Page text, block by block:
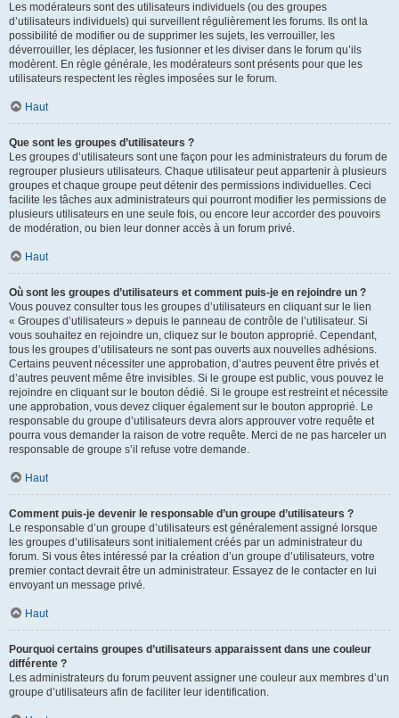
Les modérateurs sont des utilisateurs individuels (ou des groupes
d’utilisateurs individuels) qui surveillent régulièrement les forums. Ils ont la
possibilité de modifier ou de supprimer les sujets, les verrouiller, les
déverrouiller, les déplacer, les fusionner et les diviser dans le forum qu’ils
modèrent. En règle générale, les modérateurs sont présents pour que les
utilisateurs respectent les règles imposées sur le forum.
Haut
Que sont les groupes d’utilisateurs ?
Les groupes d’utilisateurs sont une façon pour les administrateurs du forum de
regrouper plusieurs utilisateurs. Chaque utilisateur peut appartenir à plusieurs
groupes et chaque groupe peut détenir des permissions individuelles. Ceci
facilite les tâches aux administrateurs qui pourront modifier les permissions de
plusieurs utilisateurs en une seule fois, ou encore leur accorder des pouvoirs
de modération, ou bien leur donner accès à un forum privé.
Haut
Où sont les groupes d’utilisateurs et comment puis-je en rejoindre un ?
Vous pouvez consulter tous les groupes d’utilisateurs en cliquant sur le lien
« Groupes d’utilisateurs » depuis le panneau de contrôle de l’utilisateur. Si
vous souhaitez en rejoindre un, cliquez sur le bouton approprié. Cependant,
tous les groupes d’utilisateurs ne sont pas ouverts aux nouvelles adhésions.
Certains peuvent nécessiter une approbation, d’autres peuvent être privés et
d’autres peuvent même être invisibles. Si le groupe est public, vous pouvez le
rejoindre en cliquant sur le bouton dédié. Si le groupe est restreint et nécessite
une approbation, vous devez cliquer également sur le bouton approprié. Le
responsable du groupe d’utilisateurs devra alors approuver votre requête et
pourra vous demander la raison de votre requête. Merci de ne pas harceler un
responsable de groupe s’il refuse votre demande.
Haut
Comment puis-je devenir le responsable d’un groupe d’utilisateurs ?
Le responsable d’un groupe d’utilisateurs est généralement assigné lorsque
les groupes d’utilisateurs sont initialement créés par un administrateur du
forum. Si vous êtes intéressé par la création d’un groupe d’utilisateurs, votre
premier contact devrait être un administrateur. Essayez de le contacter en lui
envoyant un message privé.
Haut
Pourquoi certains groupes d’utilisateurs apparaissent dans une couleur
différente ?
Les administrateurs du forum peuvent assigner une couleur aux membres d’un
groupe d’utilisateurs afin de faciliter leur identification.